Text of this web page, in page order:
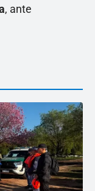
, ante